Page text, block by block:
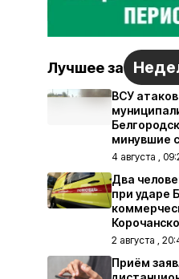
Лучшее за
ВСУ
минувшие
4 августа ,
Два
при ударе
2 августа ,
Приём